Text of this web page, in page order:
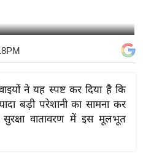
ने यह स्पष्ट कर दिया है कि
बड़ी परेशानी का सामना कर
सुरक्षा वातावरण में इस मूलभूत